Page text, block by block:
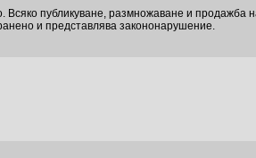
публикуване, размножаване и продажба
и представлява закононарушение.